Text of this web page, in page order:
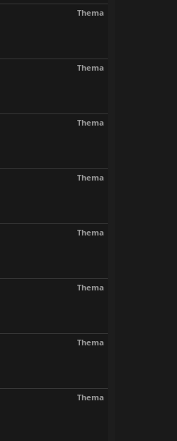
Thema
Thema
Thema
Thema
Thema
Thema
Thema
Thema